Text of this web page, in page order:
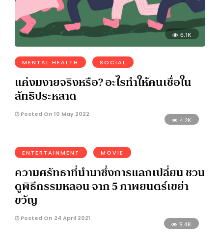
6.1K
MENTAL HEALTH SOCIAL
แค่งมงายจริงหรือ? อะไรทำให้คนเชื่อใน
ลัทธิประหลาด
Posted On 10 May 2022
4.2K
ENTERTAINMENT MOVIE
ความศรัทธาที่นำมาซึ่งการแลกเปลี่ยน ชวน
ดูพิธีกรรมหลอน จาก 5 ภาพยนตร์เขย่า
ขวัญ
Posted On 24 April 2021
9.4K